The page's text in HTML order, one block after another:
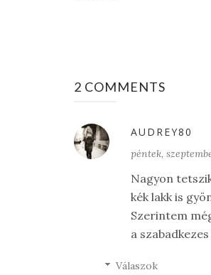
2 COMMENTS
AUDREY80
péntek,
Nagyon
kék lakk is
Szerintem
a
Válaszok